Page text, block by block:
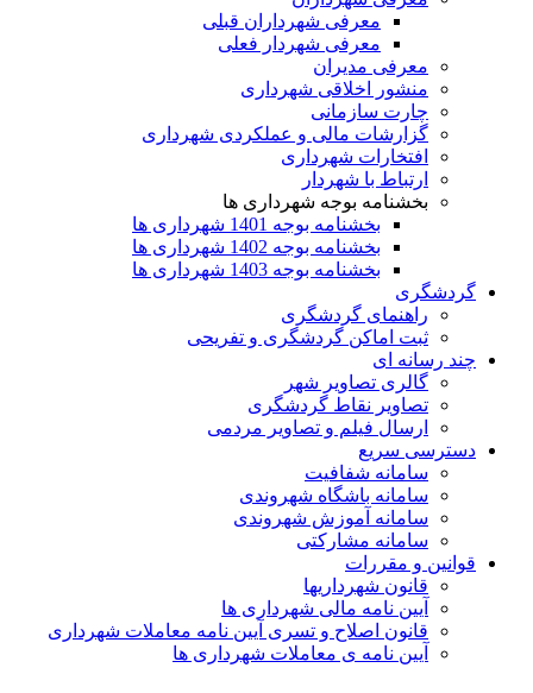
معرفی شهرداران قبلی
معرفی شهردار فعلی
معرفی مدیران
منشور اخلاقی شهرداری
چارت سازمانی
گزارشات مالی و عملکردی شهرداری
افتخارات شهرداری
ارتباط با شهردار
بخشنامه بوجه شهرداری ها
بخشنامه بوجه 1401 شهرداری ها
بخشنامه بوجه 1402 شهرداری ها
بخشنامه بوجه 1403 شهرداری ها
گردشگری
راهنمای گردشگری
ثبت اماکن گردشگری و تفریحی
چند رسانه ای
گالری تصاویر شهر
تصاویر نقاط گردشگری
ارسال فیلم و تصاویر مردمی
دسترسی سریع
سامانه شفافیت
سامانه باشگاه شهروندی
سامانه آموزش شهروندی
سامانه مشارکتی
قوانین و مقررات
قانون شهرداریها
آیین نامه مالی شهرداری ها
قانون اصلاح و تسری آیین نامه معاملات شهرداری
آیین نامه ی معاملات شهرداری ها